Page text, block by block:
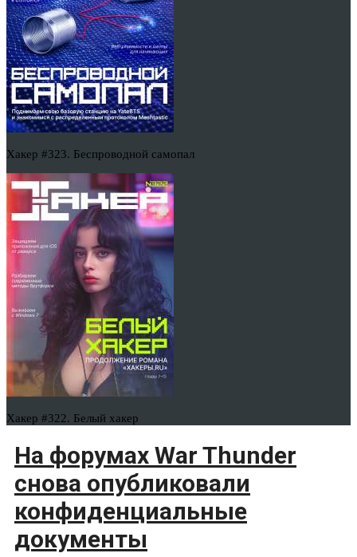
Хакер #323. Беспроводной самопал
Хакер #322. Белый хакер
На форумах War Thunder
снова опубликовали
конфиденциальные
документы